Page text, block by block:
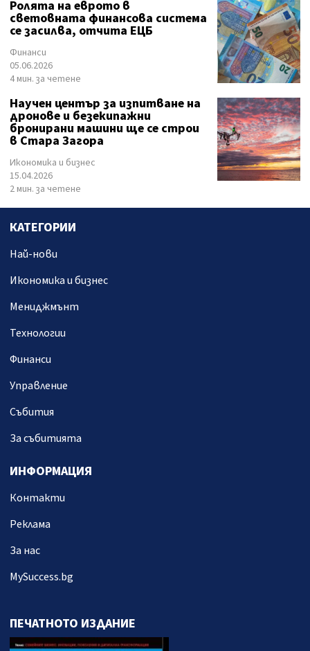
Ролята на еврото в
световната финансова система
се засилва, отчита ЕЦБ
Финанси
05.06.2026
4 мин. за четене
Научен център за изпитване на
дронове и безекипажни
бронирани машини ще се строи
в Стара Загора
Икономика и бизнес
15.04.2026
2 мин. за четене
КАТЕГОРИИ
Най-нови
Икономика и бизнес
Мениджмънт
Технологии
Финанси
Управление
Събития
За събитията
ИНФОРМАЦИЯ
Контакти
Реклама
За нас
MySuccess.bg
ПЕЧАТНОТО ИЗДАНИЕ